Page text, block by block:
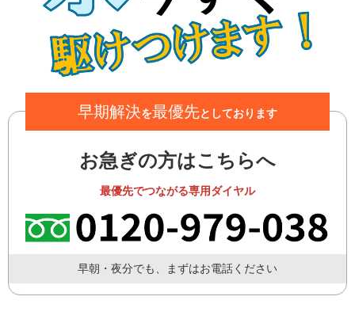
早期解決を最優先としております
お急ぎの方はこちらへ
最優先でつながる専用ダイヤル
早朝・夜分でも、まずはお電話ください